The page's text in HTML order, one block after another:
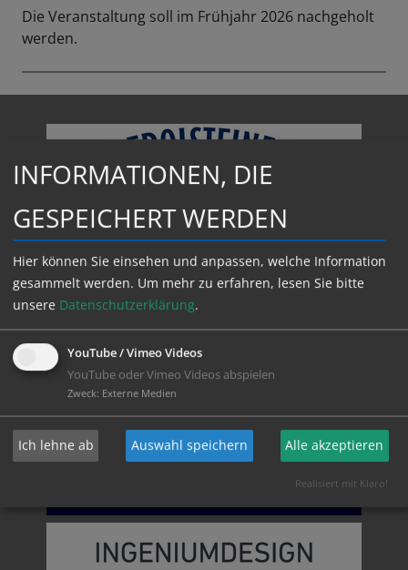
Die Veranstaltung soll im Frühjahr 2026 nachgeholt
werden.
INFORMATIONEN, DIE
GESPEICHERT WERDEN
Hier können Sie einsehen und anpassen, welche Information
gesammelt werden. Um mehr zu erfahren, lesen Sie bitte
unsere Datenschutzerklärung.
YouTube / Vimeo Videos
YouTube oder Vimeo Videos abspielen
Zweck: Externe Medien
Ich lehne ab Auswahl speichern Alle akzeptieren
Realisiert mit Klaro!